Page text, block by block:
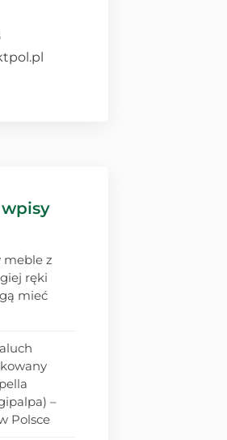
meble z
ręki
mieć
–
Polsce